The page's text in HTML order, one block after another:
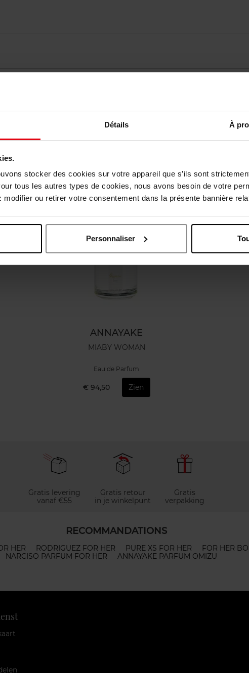
Détails À
stocker des cookies sur votre appareil que s’ils sont
tous les autres types de cookies, nous avons besoin de votre
ou retirer votre consentement dans la présente bannière
Personnaliser
ANNAYAKE
MIABY WOMAN
Eau de Parfum
€ 94,50 Zien
Gratis levering
vanaf €55
Gratis retour
in je winkelpunt
Gratis
verpakking
RECOMMANDATIONS
HER RODRIGUEZ FOR HER PURE XS FOR HER FOR HER
NARCISO PARFUM FOR HER
ANNAYAKE PARFUM OMIZU